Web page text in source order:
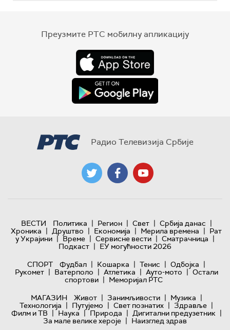
Преузмите РТС мобилну апликацију
Радио Телевизија Србије
ВЕСТИ Политика | Регион | Свет | Србија данас |
Хроника | Друштво | Економија | Мерила времена | Рат
у Украјини | Време | Сервисне вести | Сматрачница |
Подкаст | ЕУ могућности 2026
СПОРТ
Фудбал | Кошарка | Тенис | Одбојка |
Рукомет | Ватерполо | Атлетика | Ауто-мото | Остали
спортови | Меморијал РТС
МАГАЗИН
Живот | Занимљивости | Музика |
Технологијa | Путујемо | Свет познатих | Здравље |
Филм и ТВ | Наука | Природа | Дигитални предузетник |
За мале велике хероје | Наизглед здрав